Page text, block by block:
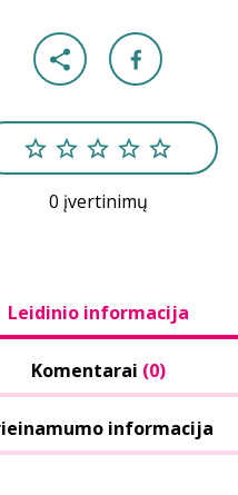
0 įvertinimų
Leidinio informacija
Komentarai (0)
informacija